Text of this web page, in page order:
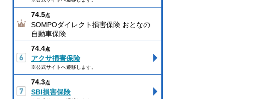
74.5点
SOMPOダイレクト損害保険 おとなの
自動車保険
74.4点
アクサ損害保険
※公式サイトへ遷移します。
74.3点
SBI損害保険